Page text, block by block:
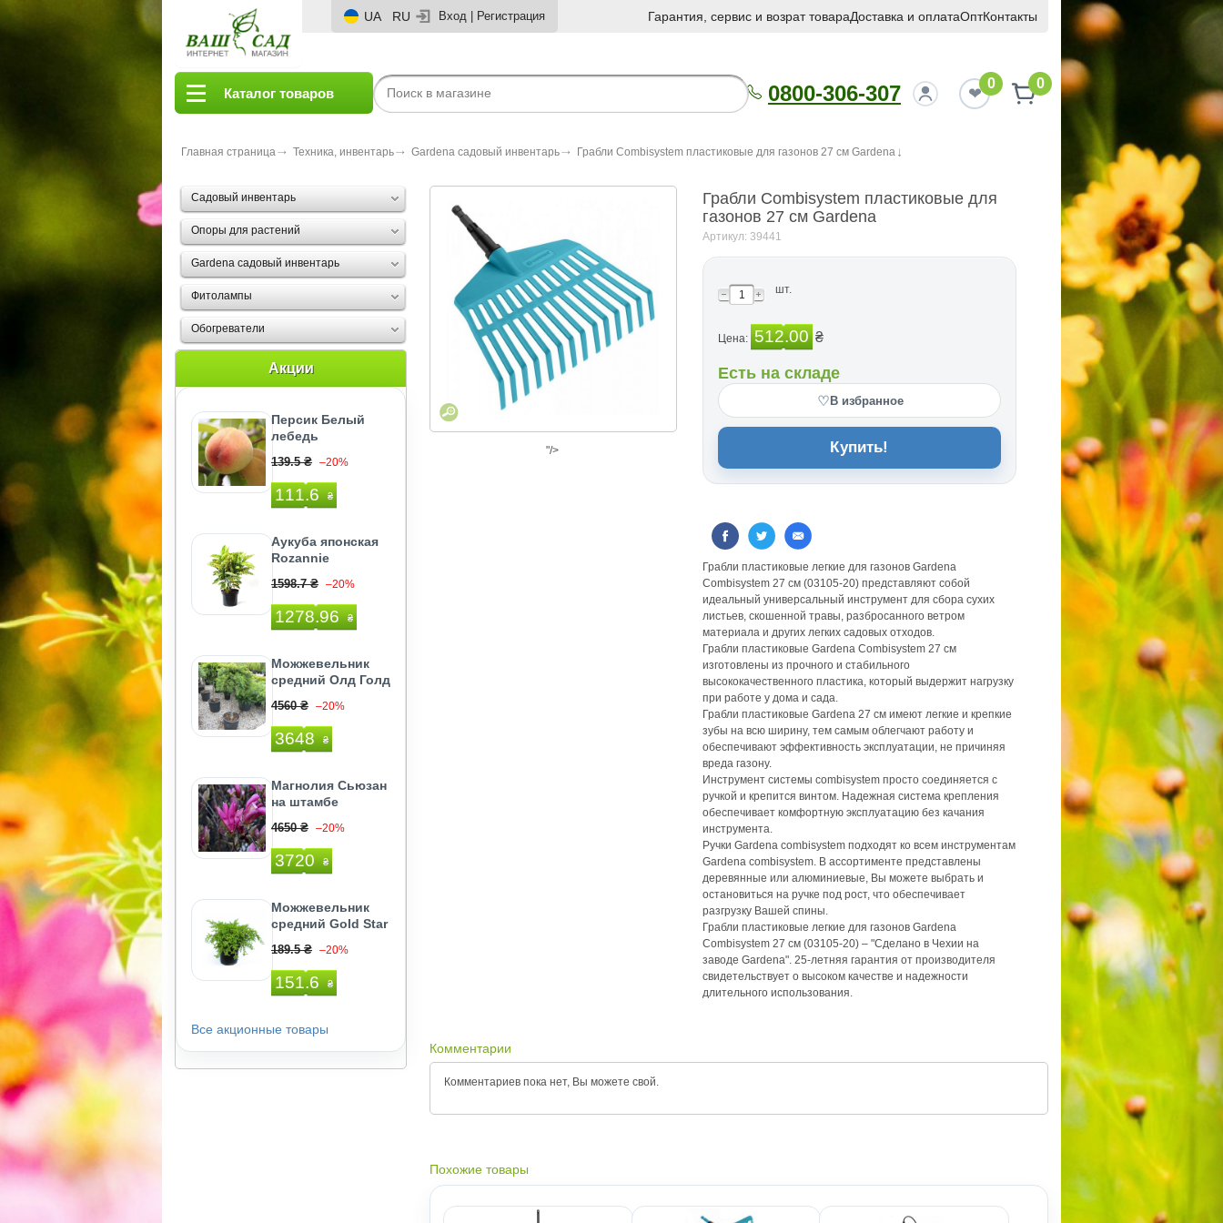
UA RU Вход Регистрация Гарантия, сервис и возрат товараДоставка и оплатаОптКонтакты
Каталог товаров 0800-306-307 0 0
Главная страница Техника, инвентарь Gardena садовый инвентарь Грабли Combisystem пластиковые для газонов 27 см Gardena
Садовый инвентарь
Опоры для растений
Gardena садовый инвентарь
Фитолампы
Обогреватели
Акции
Персик Белый
лебедь
139.5 ₴ –20%
111.6 ₴
Аукуба японская
Rozannie
1598.7 ₴ –20%
1278.96 ₴
Можжевельник
средний Олд Голд
4560 ₴ –20%
3648 ₴
Магнолия Сьюзан
на штамбе
4650 ₴ –20%
3720 ₴
Можжевельник
средний Gold Star
189.5 ₴ –20%
151.6 ₴
Все акционные товары
"/>
Грабли Combisystem пластиковые для
газонов 27 см Gardena
Артикул: 39441
шт.
Цена: 512.00 ₴
Есть на складе
♡В избранное
Купить!
Грабли пластиковые легкие для газонов Gardena
Combisystem 27 см (03105-20) представляют собой
идеальный универсальный инструмент для сбора сухих
листьев, скошенной травы, разбросанного ветром
материала и других легких садовых отходов.
Грабли пластиковые Gardena Combisystem 27 см
изготовлены из прочного и стабильного
высококачественного пластика, который выдержит нагрузку
при работе у дома и сада.
Грабли пластиковые Gardena 27 см имеют легкие и крепкие
зубы на всю ширину, тем самым облегчают работу и
обеспечивают эффективность эксплуатации, не причиняя
вреда газону.
Инструмент системы сombisystem просто соединяется с
ручкой и крепится винтом. Надежная система крепления
обеспечивает комфортную эксплуатацию без качания
инструмента.
Ручки Gardena сombisystem подходят ко всем инструментам
Gardena сombisystem. В ассортименте представлены
деревянные или алюминиевые, Вы можете выбрать и
остановиться на ручке под рост, что обеспечивает
разгрузку Вашей спины.
Грабли пластиковые легкие для газонов Gardena
Combisystem 27 см (03105-20) – "Сделано в Чехии на
заводе Gardena". 25-летняя гарантия от производителя
свидетельствует о высоком качестве и надежности
длительного использования.
Комментарии
Комментариев пока нет, Вы можете свой.
Похожие товары